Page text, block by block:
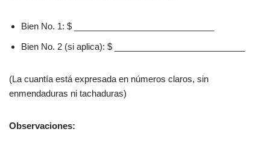
Bien No. 1: $ _____________________________
Bien No. 2 (si aplica): $ ___________________________
(La cuantía está expresada en números claros, sin
enmendaduras ni tachaduras)
Observaciones: